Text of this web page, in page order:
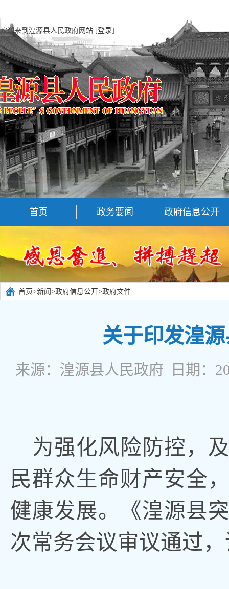
欢迎来到湟源县人民政府网站 [登录]
首页 政务要闻 政府信息公开
首页>新闻 >政府信息公开>政府文件
关于印发湟
来源：湟源县人民政府 日期：
为强化风险防控 ，
民群众生命财产安全
健康发展。 《湟源县
次常务会议审议通过，